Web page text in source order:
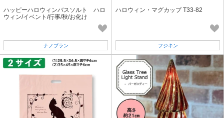
ハッピーハロウィンバスソルト ハロ
ウィン/イベント/行事/秋/お化け
ナノプラン
ハロウィン・マグカップ T33-82
フジキン